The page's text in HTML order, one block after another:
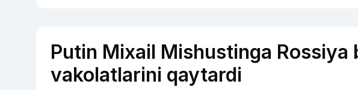
Putin Mixail Mishustinga Rossiya
vakolatlarini qaytardi